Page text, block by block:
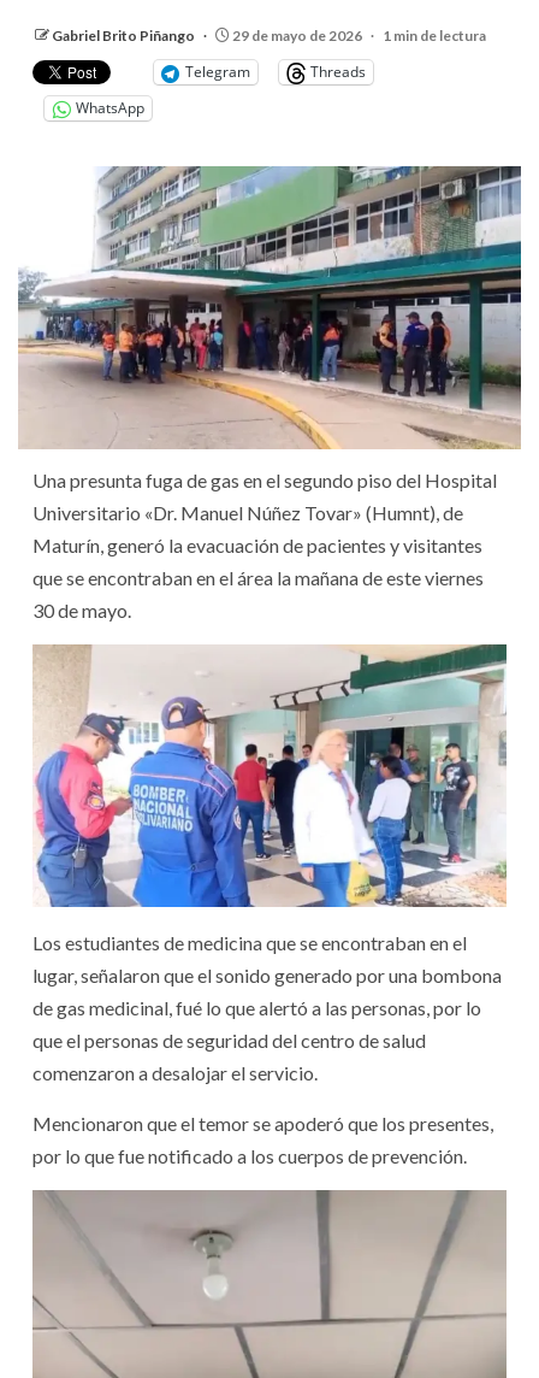
Gabriel Brito Piñango 29 de mayo de 2026 1 min de lectura
Telegram
Threads
WhatsApp
Una presunta fuga de gas en el segundo piso del Hospital
Universitario «Dr. Manuel Núñez Tovar» (Humnt), de
Maturín, generó la evacuación de pacientes y visitantes
que se encontraban en el área la mañana de este viernes
30 de mayo.
Los estudiantes de medicina que se encontraban en el
lugar, señalaron que el sonido generado por una bombona
de gas medicinal, fué lo que alertó a las personas, por lo
que el personas de seguridad del centro de salud
comenzaron a desalojar el servicio.
Mencionaron que el temor se apoderó que los presentes,
por lo que fue notificado a los cuerpos de prevención.